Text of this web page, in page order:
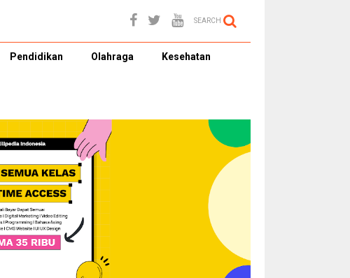
SEARCH
Pendidikan Olahraga Kesehatan